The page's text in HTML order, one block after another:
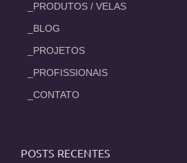
_PRODUTOS / VELAS
_BLOG
_PROJETOS
_PROFISSIONAIS
_CONTATO
POSTS RECENTES